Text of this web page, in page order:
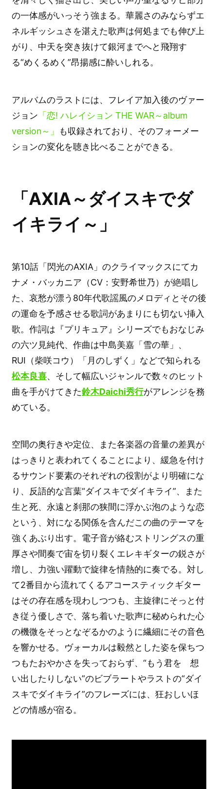
の一体感がいっそう強まる。華麗さのみならずエ
ネルギッシュさを湛えた歌声は何処までも伸び上
がり、中天を突き抜けて銀河までへと飛翔す
る“めくるめく”昂揚感に酔いしれる。
アルバムのラストには、フレイア加入後のヴァー
ジョン 「恋! ハレイション THE WAR～album
version～」
も収録されており、そのフォーメー
ションの変化を聴き比べることができる。
「AXIA～ダイスキでダ
イキライ～」
第10話「閃光のAXIA」のクライマックスにてカ
ナメ・バッカニア（CV：安野希世乃）が絶唱し
た、哀愁が漂う80年代歌謡風のメロディとその後
の運命を予感させる歌詞があまりにも切ない挿入
歌。作詞は『プリキュア』シリーズでもおなじみ
の六ツ見純代、作曲は中島美嘉「雪の華」、
RUI（柴咲コウ）「月のしずく」などで知られる
松本良喜、そして幅広いジャンルで数々のヒット
曲を手がけてきた鈴木Daichi秀行がアレンジを務
めている。
空間の奥行きや定位、また各楽器の音量の差異が
はっきりと表われてくることにより、緩急を付け
るサウンド要素のそれぞれの役割がより明確にな
り、反語的な言葉“ダイスキでダイキライ”、また
生と死、永遠と刹那の狭間に浮かぶ泡のような恋
という、対になる関係を含んだこの曲のテーマを
強くあぶり出す。電子音が絡むストリングスの重
厚さや間奏で宙を切り裂くエレキギターの鋭さが
増し、力強い躍動で旋律を情熱的に奏でる。対し
て2番目から流れてくるアコースティックギター
はその存在感を現わしつつも、主旋律にそっと付
き従う優しさで、落ち着いた歌声に秘められた心
の機微をそっとなぞるかのように繊細にその音色
を響かせる。ヴォーカルは毅然とした姿を保ちつ
つもたおやかさを失っておらず、“もう君を 想
い出したりしない”のビブラートやラストの“ダイ
スキでダイキライ”のフレーズには、狂おしいほ
どの情感が宿る。